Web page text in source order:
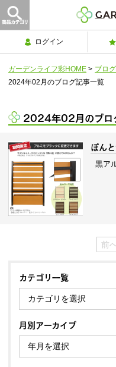
ログイン
ガーデンライフ彩HOME > ブログ
2024年02月のブログ記事一覧
2024年02月のブロ
ぽん
黒ア
前
カテゴリ一覧
カテゴリを選択
月別アーカイブ
年月を選択